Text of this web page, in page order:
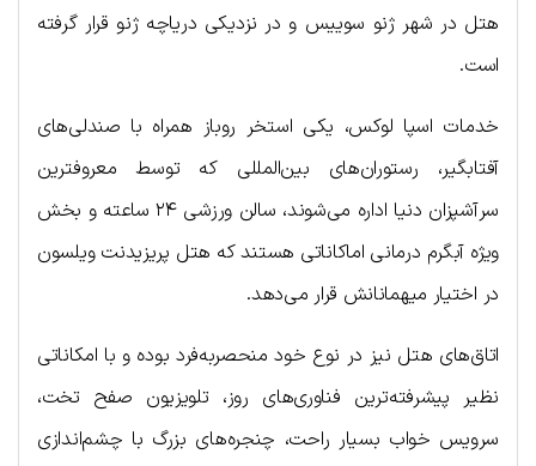
هتل در شهر ژنو سوییس و در نزدیکی دریاچه ژنو قرار گرفته
است.
خدمات اسپا لوکس، یکی استخر روباز همراه با صندلی‌های
آفتابگیر، رستوران‌های بین‌المللی که توسط معروفترین
سرآشپزان دنیا اداره می‌شوند، سالن ورزشی ۲۴ ساعته و بخش
ویژه آبگرم درمانی اماکاناتی هستند که هتل پریزیدنت ویلسون
در اختیار میهمانانش قرار می‌دهد.
اتاق‌های هتل نیز در نوع خود منحصربه‌فرد بوده و با امکاناتی
نظیر پیشرفته‌ترین فناوری‌های روز، تلویزیون صفح تخت،
سرویس خواب بسیار راحت، چنجره‌های بزرگ با چشم‌اندازی